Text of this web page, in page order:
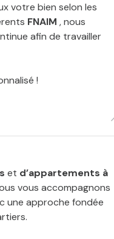
votre bien selon les
FNAIM , nous
afin de travailler
!
et d’appartements à
vous accompagnons
une approche fondée